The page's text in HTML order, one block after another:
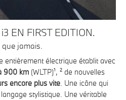
EN FIRST EDITION.
que jamais.
entièrement électrique établit avec
900 km (WLTP)¹, ² de nouvelles
encore plus vite. Une icône qui
stylistique. Une véritable